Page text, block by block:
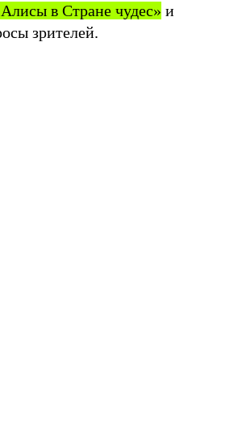
в Стране чудес» и
зрителей.